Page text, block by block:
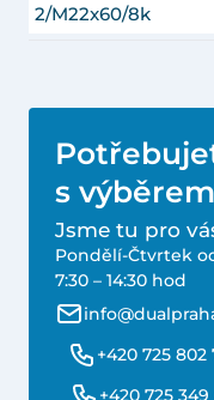
2/M22x60/8k
s
Jsme tu pro
Pondělí-Čtvrtek
7:30 – 14:30 hod
+420 725 802
+420 725 349